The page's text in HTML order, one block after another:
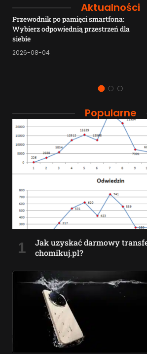
Aktualności
Przewodnik po pamięci smartfona:
Wybierz odpowiednią przestrzeń dla
siebie
2026-08-04
Popularne
Jak uzyskać darmowy
chomikuj.pl?